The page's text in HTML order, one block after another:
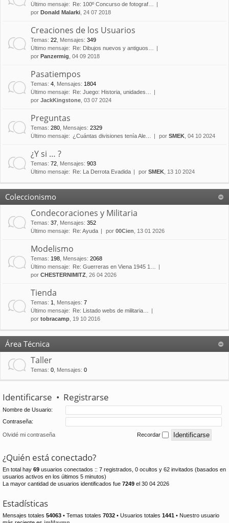
Último mensaje:
Re: 100º Concurso de fotograf…
por Donald Malarki , 24 07 2018
Creaciones de los Usuarios
Temas: 22 Mensajes: 349
Último mensaje:
Re: Dibujos nuevos y antiguos…
por Panzermig , 04 09 2018
Pasatiempos
Temas: 4 Mensajes: 1804
Último mensaje:
Re: Juego: Historia, unidades…
por JackKingstone , 03 07 2024
Preguntas
Temas: 280 Mensajes: 2329
Último mensaje: ¿Cuántas divisiones tenía Ale… por SMEK , 04 10 2024
¿Y si … ?
Temas: 72 Mensajes: 903
Último mensaje:
Re: La Derrota Evadida por SMEK , 13 10 2024
Coleccionismo
Condecoraciones y Militaria
Temas: 37 Mensajes: 352
Último mensaje:
Re: Ayuda por 00Cien , 13 01 2026
Modelismo
Temas: 198 Mensajes: 2068
Último mensaje:
Re: Guerreras en Viena 1945 1…
por CHESTERNIMITZ , 26 04 2026
Tienda
Temas: 1 Mensajes: 7
Último mensaje:
Re: Listado webs de militaria…
por tobracamp , 19 10 2016
Área Técnica
Taller
Temas: 0 Mensajes: 0
Identificarse • Registrarse
Nombre de Usuario:
Contraseña:
Olvidé mi contraseña Recordar
¿Quién está conectado?
En total hay 69 usuarios conectados :: 7 registrados, 0 ocultos y 62 invitados (basados en
usuarios activos en los últimos 5 minutos)
La mayor cantidad de usuarios identificados fue 7249 el 30 04 2026
Estadísticas
Mensajes totales 54063 • Temas totales 7032 • Usuarios totales 1441 • Nuestro usuario